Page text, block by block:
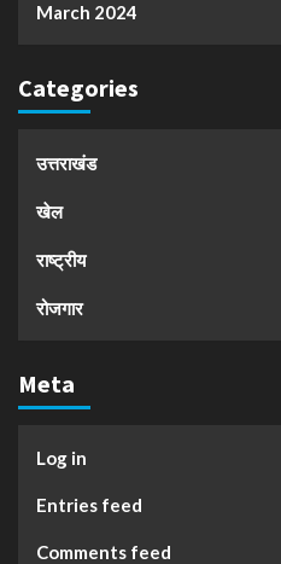
March 2024
Categories
उत्तराखंड
खेल
राष्ट्रीय
रोजगार
Meta
Log in
Entries feed
Comments feed